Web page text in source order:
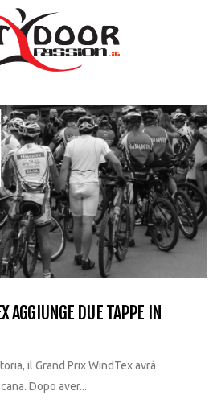
AGGIUNGE DUE TAPPE IN
il Grand Prix WindTex avrà
Dopo aver...